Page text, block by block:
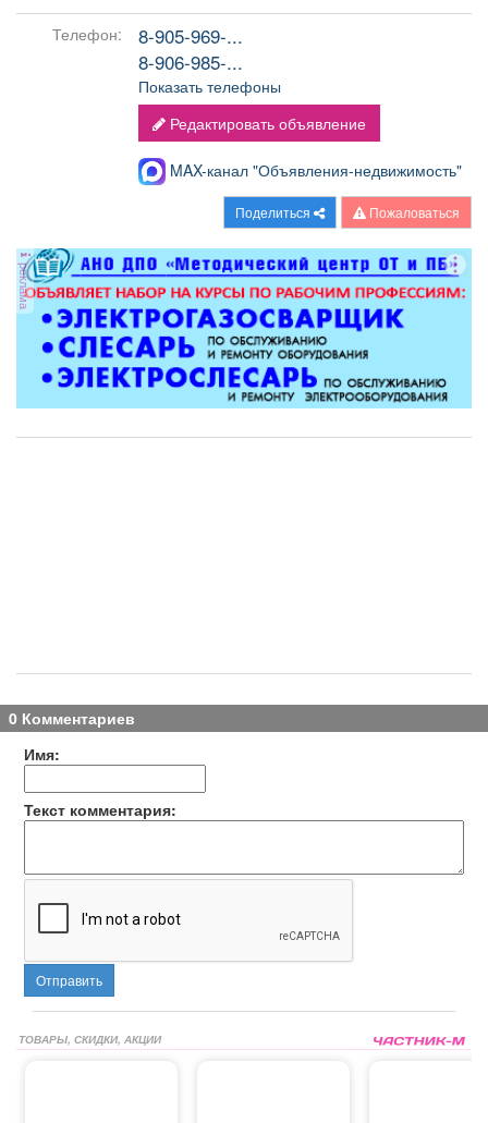
Телефон:
8-905-969-...
8-906-985-...
Показать телефоны
Редактировать объявление
MAX-канал "Объявления-недвижимость"
Поделиться Пожаловаться
реклама
0 Комментариев
Имя:
Текст комментария:
Отправить
ТОВАРЫ, СКИДКИ, АКЦИИ